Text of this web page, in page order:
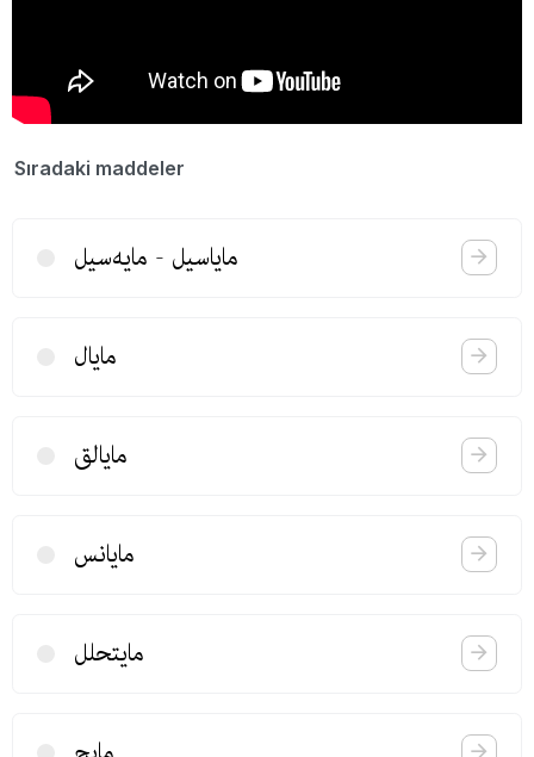
Sıradaki maddeler
مایاسیل - مایه‌سیل
مایال
مایالق
مایانس
مایتحلل